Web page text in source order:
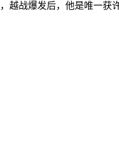
越战爆发后，他是唯一